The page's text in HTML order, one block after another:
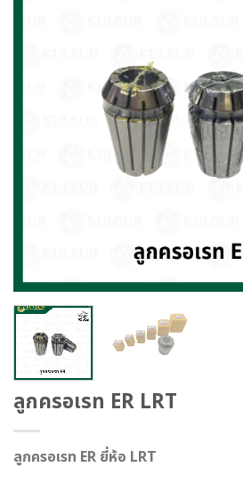
ลูกครอเรท ER LRT
ลูกครอเรท ER ยี่ห้อ LRT